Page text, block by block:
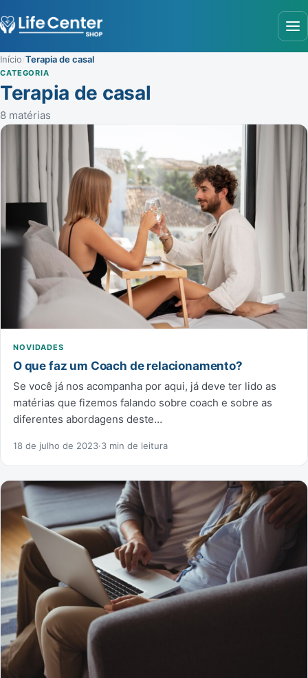
Início Terapia de casal
CATEGORIA
Terapia de casal
8 matérias
NOVIDADES
O que faz um Coach de relacionamento?
Se você já nos acompanha por aqui, já deve ter lido as
matérias que fizemos falando sobre coach e sobre as
diferentes abordagens deste…
18 de julho de 2023·3 min de leitura